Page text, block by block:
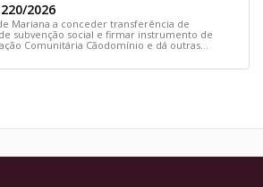
2026
Mariana a conceder transferência de
subvenção social e firmar instrumento de
Comunitária Cãodomínio e dá outras